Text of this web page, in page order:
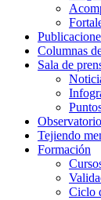
Columnas
Sala de
Tejiendo
Formación
Ciclo